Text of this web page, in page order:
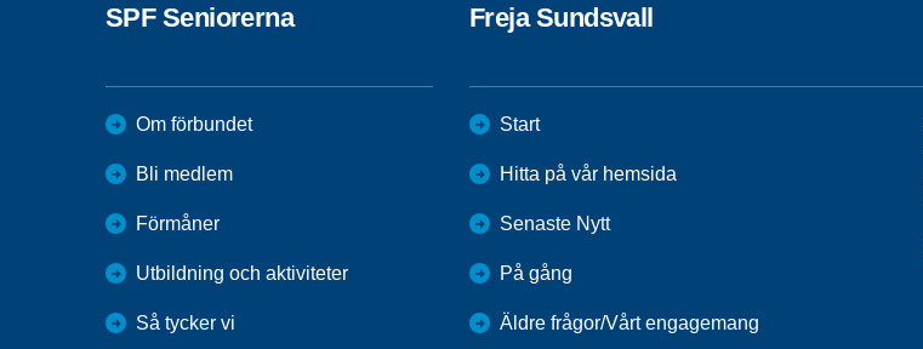
SPF Seniorerna
Om förbundet
Bli medlem
Förmåner
Utbildning och aktiviteter
Så tycker vi
Freja Sundsvall
Start
Hitta på vår hemsida
Senaste Nytt
På gång
Äldre frågor/Vårt engagemang